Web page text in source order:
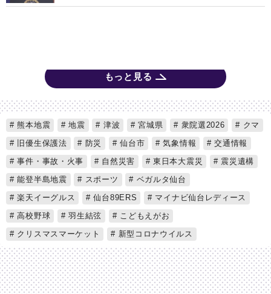
もっと見る
熊本地震 地震 津波 宮城県 衆院選2026
クマ
旧優生保護法
防災 仙台市 気象情報
交通情報
事件・事故・火事
自然災害 東日本大震災
震災遺構
能登半島地震
スポーツ
ベガルタ仙台
楽天イーグルス
仙台89ERS
マイナビ仙台レディース
高校野球
羽生結弦
こどもえがお
クリスマスマーケット
新型コロナウイルス